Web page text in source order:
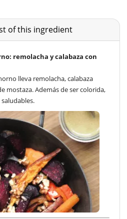
of this ingredient
remolacha y calabaza con
lleva remolacha, calabaza
mostaza. Además de ser colorida,